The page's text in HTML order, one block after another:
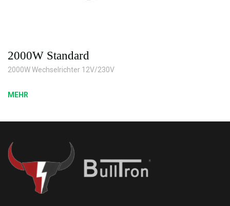
2000W Standard
2000W Wechselrichter 12V/230V
MEHR